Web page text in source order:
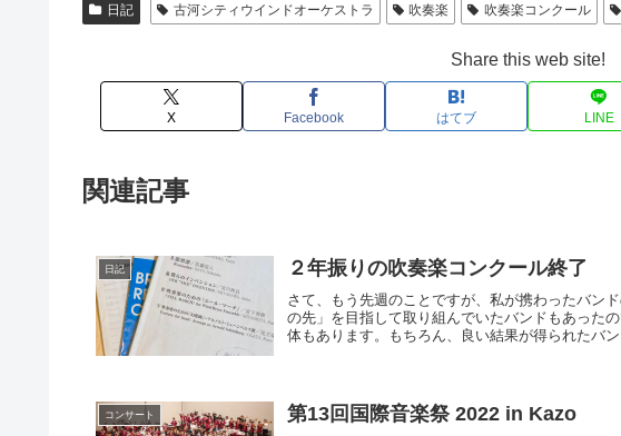
日記 古河シティウインドオーケストラ 吹奏楽 吹奏楽コンクール
Share this web site!
X Facebook はてブ LINE
関連記事
日記 ２年振りの吹奏楽コンクール終了
さて、もう先週のことですが、私が携わったバン
の先」を目指して取り組んでいたバンドもあった
体もあります。もちろん、良い結果が得られたバン
コンサート 第13回国際音楽祭 2022 in Kazo